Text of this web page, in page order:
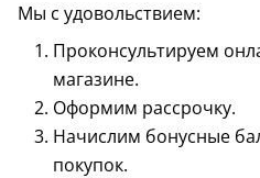
Мы с удовольствием:
Проконсультируем
магазине.
Оформим рассрочку.
Начислим бонусные
покупок.